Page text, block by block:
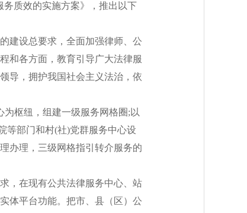
质效的实施方案》，推出以下
建设总要求，全面加强律师、公
和各方面，教育引导广大法律服
导，拥护我国社会主义法治，依
枢纽，组建一级服务网格圈;以
等部门和村(社)党群服务中心设
办理，三级网格指引转介服务的
，在现有公共法律服务中心、站
体平台功能。把市、县（区）公